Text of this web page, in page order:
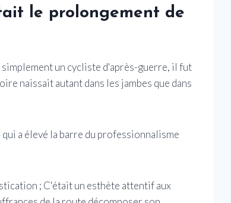
le prolongement de
un cycliste d'après-guerre, il fut
naissait autant dans les jambes que dans
a élevé la barre du professionnalisme
; C'était un esthète attentif aux